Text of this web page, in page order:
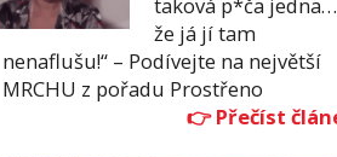
taková p*ča jedna…
že já jí tam
nenaflušu!“ – Podívejte na největší
MRCHU z pořadu Prostřeno